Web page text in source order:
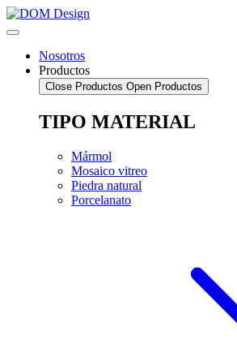
Saltar
al
Nosotros
Productos
Close Productos Open Productos
TIPO MATERIAL
Mármol
Mosaico vitreo
Piedra natural
Porcelanato